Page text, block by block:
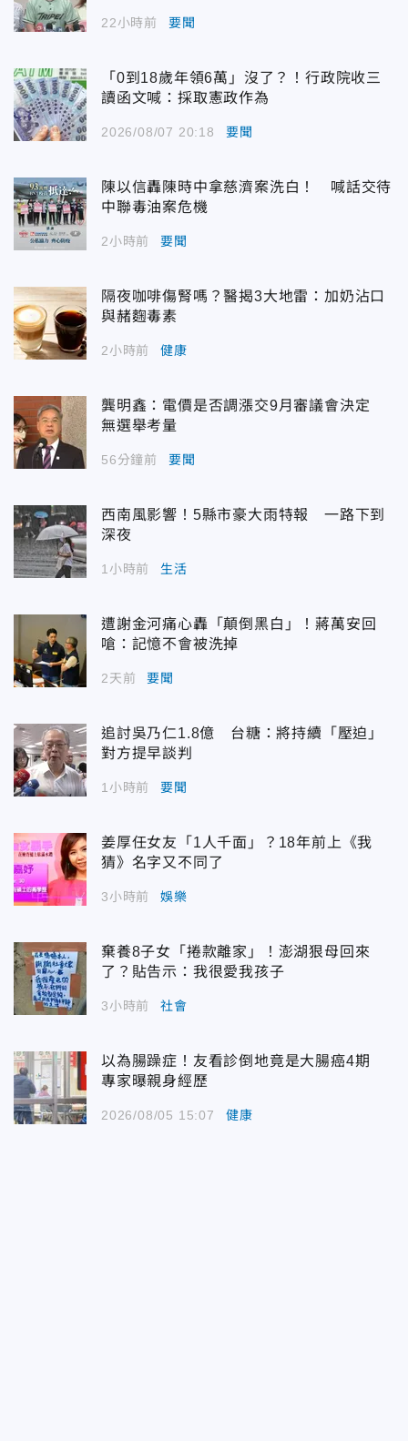
22小時前 要聞
「0到18歲年領6萬」沒了？！行政院收三
讀函文喊：採取憲政作為
2026/08/07 20:18 要聞
陳以信轟陳時中拿慈濟案洗白！ 喊話交待
中聯毒油案危機
2小時前 要聞
隔夜咖啡傷腎嗎？醫揭3大地雷：加奶沾口
與赭麴毒素
2小時前 健康
龔明鑫：電價是否調漲交9月審議會決定
無選舉考量
56分鐘前 要聞
西南風影響！5縣市豪大雨特報 一路下到
深夜
1小時前 生活
遭謝金河痛心轟「顛倒黑白」！蔣萬安回
嗆：記憶不會被洗掉
2天前 要聞
追討吳乃仁1.8億 台糖：將持續「壓迫」
對方提早談判
1小時前 要聞
姜厚任女友「1人千面」？18年前上《我
猜》名字又不同了
3小時前 娛樂
棄養8子女「捲款離家」！澎湖狠母回來
了？貼告示：我很愛我孩子
3小時前 社會
以為腸躁症！友看診倒地竟是大腸癌4期
專家曝親身經歷
2026/08/05 15:07 健康